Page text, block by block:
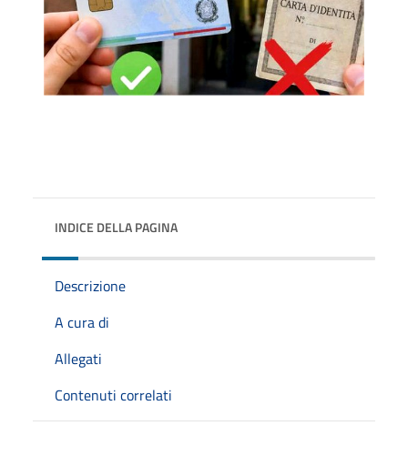
INDICE DELLA PAGINA
Descrizione
A cura di
Allegati
Contenuti correlati